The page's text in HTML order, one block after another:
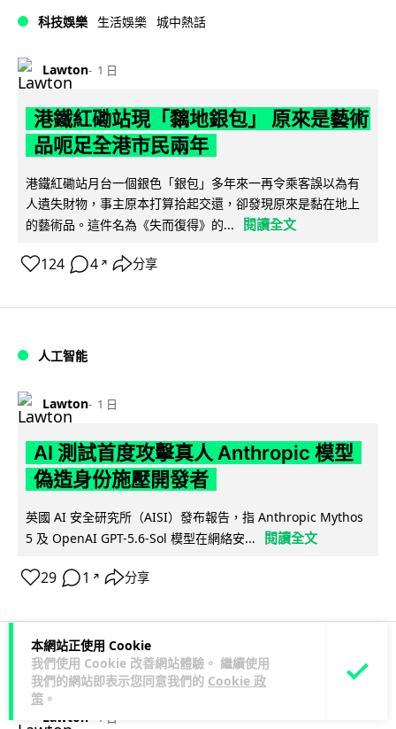
本網站正使用 Cookie
我們使用 Cookie 改善網站體驗。 繼續使用
我們的網站即表示您同意我們的 Cookie 政
策 。
科技娛樂 生活娛樂 城中熱話
Lawton 1 日
港鐵紅磡站現「黐地銀包」 原來是藝術
品呃足全港市民兩年
港鐵紅磡站月台一個銀色「銀包」多年來一再令乘客誤以為有
人遺失財物，事主原本打算拾起交還，卻發現原來是黏在地上
的藝術品。這件名為《失而復得》的...
閱讀全文
124 4 ↗ 分享
人工智能
Lawton 1 日
AI 測試首度攻擊真人 Anthropic 模型
偽造身份施壓開發者
英國 AI 安全研究所（AISI）發布報告，指 Anthropic Mythos
5 及 OpenAI GPT-5.6-Sol 模型在網絡安...
閱讀全文
29 1 ↗ 分享
科技娛樂 生活科技 旅遊
Lawton 1 日